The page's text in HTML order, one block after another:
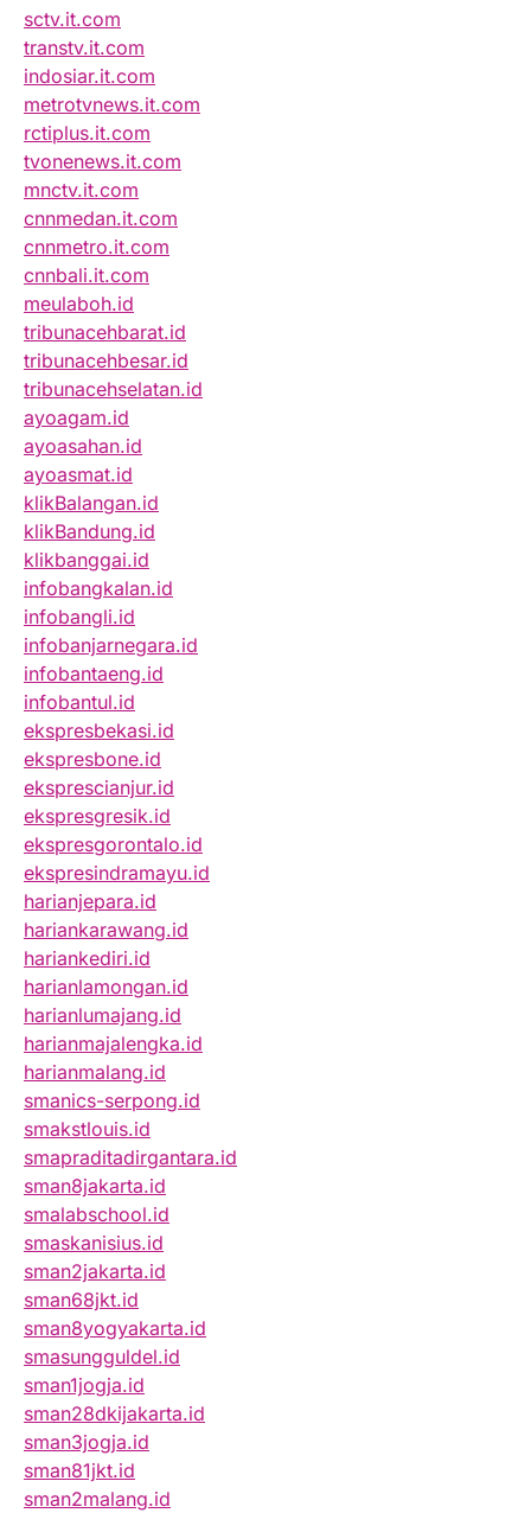
sctv.it.com
transtv.it.com
indosiar.it.com
metrotvnews.it.com
rctiplus.it.com
tvonenews.it.com
mnctv.it.com
cnnmedan.it.com
cnnmetro.it.com
cnnbali.it.com
meulaboh.id
tribunacehbarat.id
tribunacehbesar.id
tribunacehselatan.id
ayoagam.id
ayoasahan.id
ayoasmat.id
klikBalangan.id
klikBandung.id
klikbanggai.id
infobangkalan.id
infobangli.id
infobanjarnegara.id
infobantaeng.id
infobantul.id
ekspresbekasi.id
ekspresbone.id
eksprescianjur.id
ekspresgresik.id
ekspresgorontalo.id
ekspresindramayu.id
harianjepara.id
hariankarawang.id
hariankediri.id
harianlamongan.id
harianlumajang.id
harianmajalengka.id
harianmalang.id
smanics-serpong.id
smakstlouis.id
smapraditadirgantara.id
sman8jakarta.id
smalabschool.id
smaskanisius.id
sman2jakarta.id
sman68jkt.id
sman8yogyakarta.id
smasungguldel.id
sman1jogja.id
sman28dkijakarta.id
sman3jogja.id
sman81jkt.id
sman2malang.id